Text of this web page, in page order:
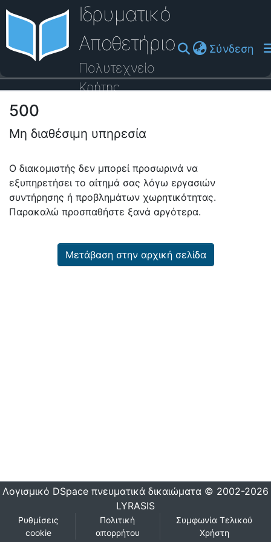
Ιδρυματικό
Αποθετήριο
Πολυτεχνείο
Κρήτης
Σύνδεση
Οδηγός Βοήθειας
500
Μη διαθέσιμη υπηρεσία
Ο διακομιστής δεν μπορεί προσωρινά να
εξυπηρετήσει το αίτημά σας λόγω εργασιών
συντήρησης ή προβλημάτων χωρητικότητας.
Παρακαλώ προσπαθήστε ξανά αργότερα.
Μετάβαση στην αρχική σελίδα
Λογισμικό DSpace πνευματικά δικαιώματα © 2002-2026
LYRASIS
Ρυθμίσεις
cookie
Πολιτική
απορρήτου
Συμφωνία Τελικού
Χρήστη